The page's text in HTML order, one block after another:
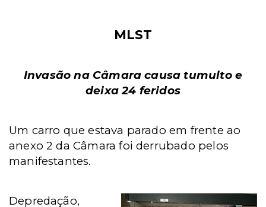
MLST
Invasão na Câmara causa tumulto e
deixa 24 feridos
Um carro que estava parado em frente ao
anexo 2 da Câmara foi derrubado pelos
manifestantes.
Depredação,